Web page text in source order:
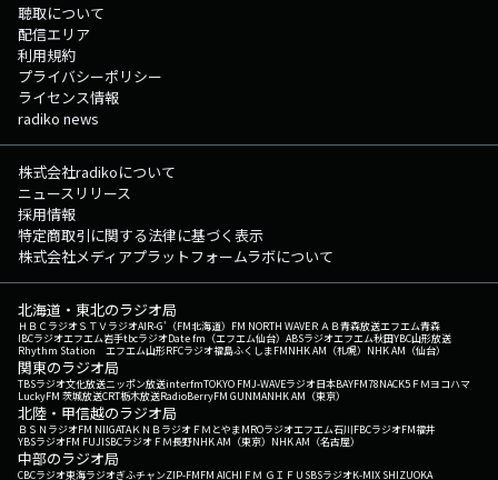
聴取について
配信エリア
利用規約
プライバシーポリシー
ライセンス情報
radiko news
株式会社radikoについて
ニュースリリース
採用情報
特定商取引に関する法律に基づく表示
株式会社メディアプラットフォームラボについて
北海道・東北のラジオ局
ＨＢＣラジオＳＴＶラジオAIR-G'（FM北海道） FM NORTH WAVEＲＡＢ青森放送エフエム青森
IBCラジオエフエム岩手tbcラジオDate fm（エフエム仙台） ABSラジオエフエム秋田YBC山形放送
Rhythm Station エフエム山形RFCラジオ福島ふくしまFMNHK AM（札幌） NHK AM（仙台）
関東のラジオ局
TBSラジオ文化放送ニッポン放送interfmTOKYO FMJ-WAVEラジオ日本BAYFM78NACK5 ＦＭヨコハマ
LuckyFM 茨城放送CRT栃木放送RadioBerryFM GUNMANHK AM（東京）
北陸・甲信越のラジオ局
ＢＳＮラジオFM NIIGATAＫＮＢラジオ ＦＭとやまMROラジオエフエム石川FBCラジオFM福井
YBSラジオFM FUJISBCラジオ ＦＭ長野NHK AM（東京） NHK AM（名古屋）
中部のラジオ局
CBCラジオ東海ラジオぎふチャンZIP-FMFM AICHI ＦＭ ＧＩＦＵ SBSラジオK-MIX SHIZUOKA